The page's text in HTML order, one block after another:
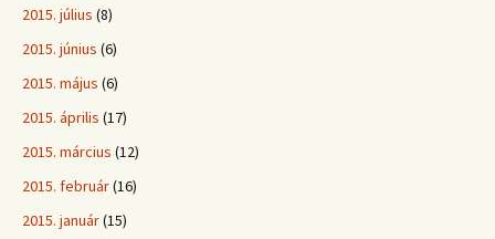
2015. július (8)
2015. június (6)
2015. május (6)
2015. április (17)
2015. március (12)
2015. február(16)
2015. január(15)